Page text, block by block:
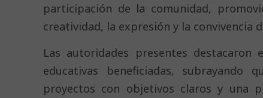
participación de la comunidad,
creatividad, la expresión y la convivencia
Las autoridades presentes
educativas beneficiadas,
proyectos con objetivos claros y una